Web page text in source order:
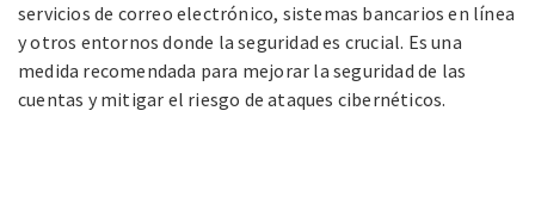
servicios de correo electrónico, sistemas bancarios en línea
y otros entornos donde la seguridad es crucial. Es una
medida recomendada para mejorar la seguridad de las
cuentas y mitigar el riesgo de ataques cibernéticos.